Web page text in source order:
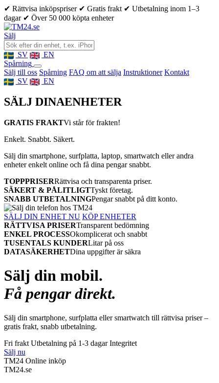
✔ Rättvisa inköpspriser ✔ Gratis frakt ✔ Utbetalning inom 1–3
dagar ✔ Över 50 000 köpta enheter
Sälj
SV
EN
Spårning
Sälj till oss Spårning FAQ om att sälja Instruktioner Kontakt
SV
EN
SÄLJ DINAENHETER
GRATIS FRAKTVi står för frakten!
Enkelt. Snabbt. Säkert.
Sälj din smartphone, surfplatta, laptop, smartwatch eller andra
enheter enkelt online och få dina pengar snabbt.
TOPPPRISERRättvisa och transparenta priser.
SÄKERT & PÅLITLIGTTyskt företag.
SNABB UTBETALNINGPengar snabbt på ditt konto.
SÄLJ DIN ENHET NU KÖP ENHETER
RÄTTVISA PRISERTransparent bedömning
ENKEL PROCESSOkomplicerat och snabbt
TUSENTALS KUNDERLitar på oss
DATASÄKERHETDina uppgifter är säkra
Sälj din mobil.
Få pengar direkt.
Sälj din smartphone, surfplatta eller smartwatch till rättvisa priser –
gratis frakt, snabb utbetalning.
Fri frakt Utbetalning på 1-3 dagar Integritet
Sälj nu
TM24 Online inköp
TM24.se